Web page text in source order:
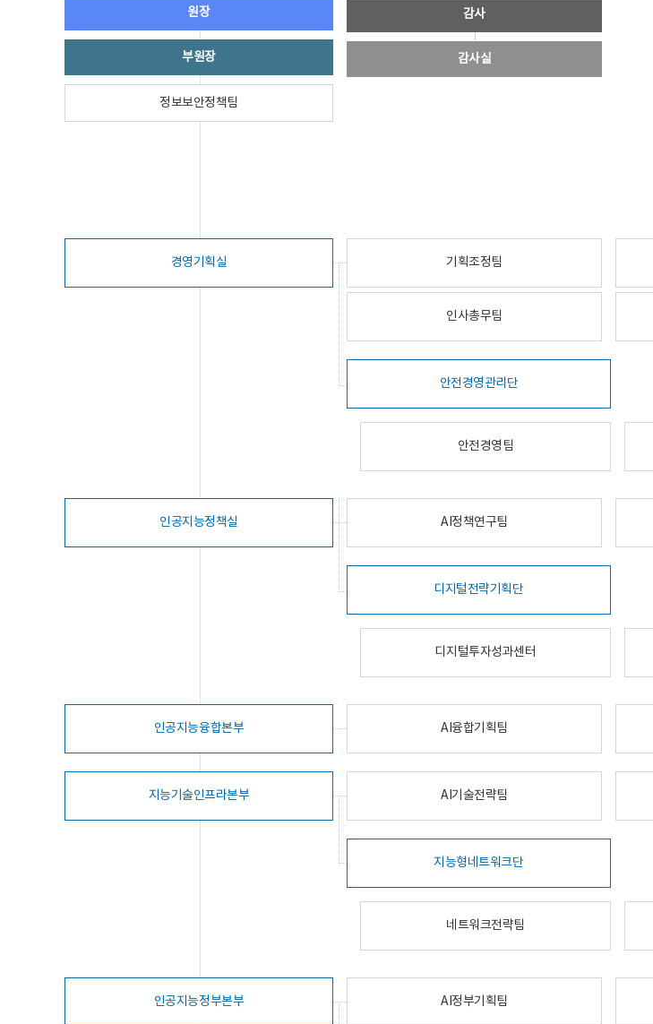
원장
부원장
정보보안정책팀
감사
감사실
경영기획실 기획조정팀
인사총무팀
안전경영관리단
안전경영팀
인공지능정책실 AI정책연구팀
디지털전략기획단
디지털투자성과센터
인공지능융합본부 AI융합기획팀
지능기술인프라본부 AI기술전략팀
지능형네트워크단
네트워크전략팀
인공지능정부본부 AI정부기획팀